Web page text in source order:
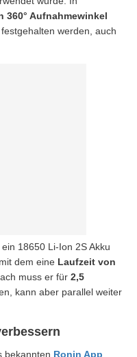
360° Aufnahmewinkel
werden, auch
18650 Li-Ion 2S Akku
dem eine Laufzeit von
muss er für 2,5
kann aber parallel weiter
bekannten Ronin App